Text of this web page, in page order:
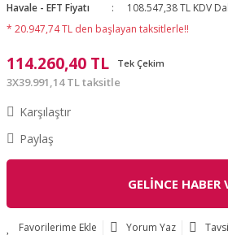
Havale - EFT Fiyatı
108.547,38 TL KDV
* 20.947,74 TL den başlayan taksitlerle!!
114.260,40 TL Tek Çekim
3X39.991,14 TL taksitle
Karşılaştır
Paylaş
GELİNCE HABER
Yorum Yaz